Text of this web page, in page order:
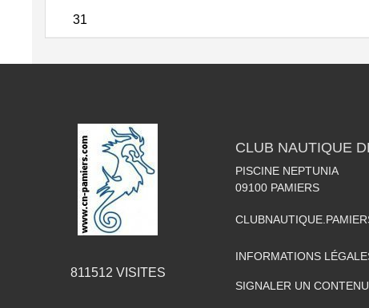
31
811512 VISITES
CLUB NAUTIQUE
PISCINE NEPTUNIA
09100 PAMIERS
INFORMATIONS
SIGNALER UN